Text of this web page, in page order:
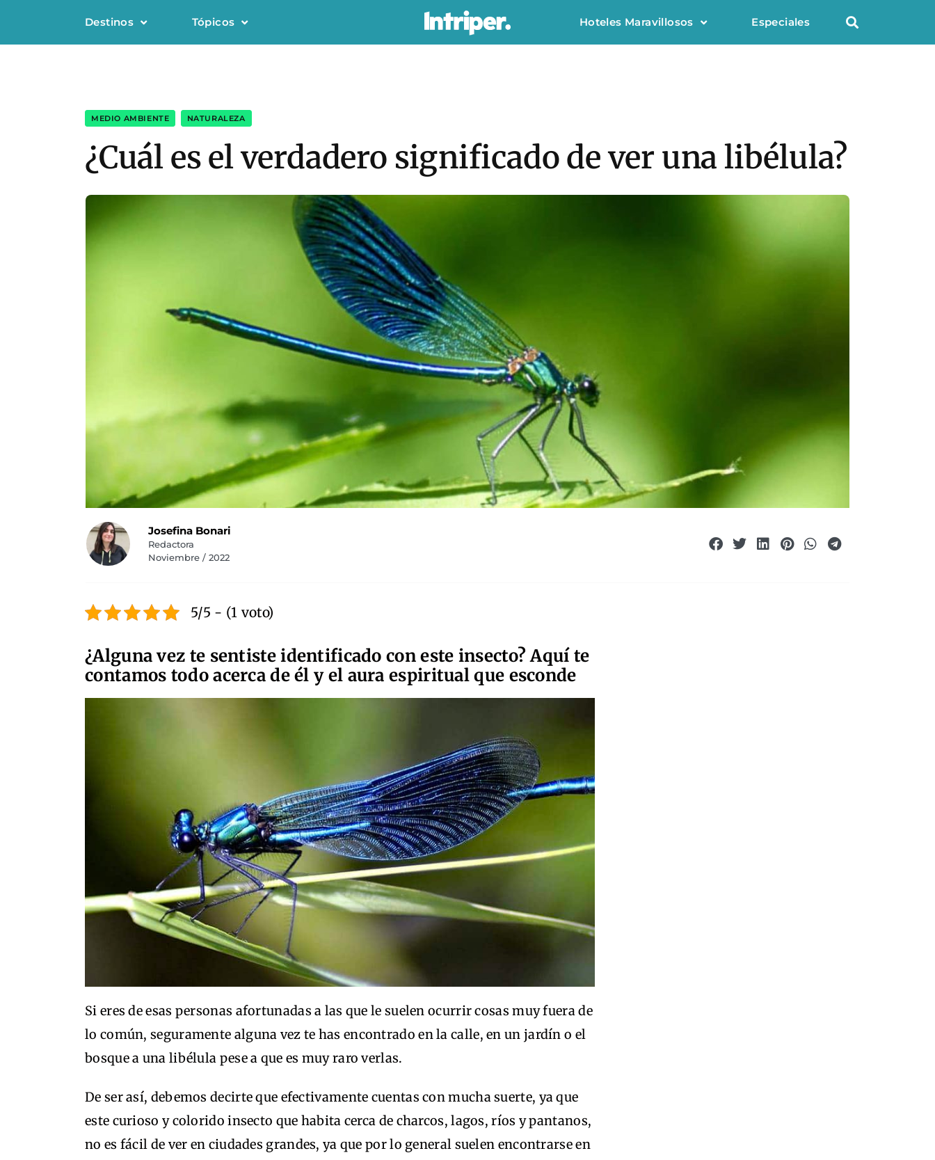
Destinos Tópicos Hoteles Maravillosos Especiales
MEDIO AMBIENTE NATURALEZA
¿Cuál es el verdadero significado de ver una libélula?
Josefina Bonari
Redactora
Noviembre / 2022
5/5 - (1 voto)
¿Alguna vez te sentiste identificado con este insecto? Aquí te
contamos todo acerca de él y el aura espiritual que esconde
Si eres de esas personas afortunadas a las que le suelen ocurrir cosas muy fuera de
lo común, seguramente alguna vez te has encontrado en la calle, en un jardín o el
bosque a una libélula pese a que es muy raro verlas.
De ser así, debemos decirte que efectivamente cuentas con mucha suerte, ya que
este curioso y colorido insecto que habita cerca de charcos, lagos, ríos y pantanos,
no es fácil de ver en ciudades grandes, ya que por lo general suelen encontrarse en